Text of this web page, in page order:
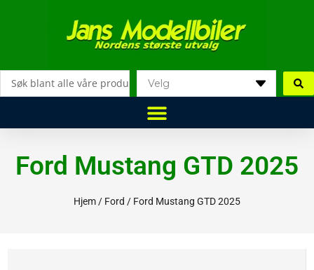
Ford Mustang GTD 2025
Hjem / Ford / Ford Mustang GTD 2025